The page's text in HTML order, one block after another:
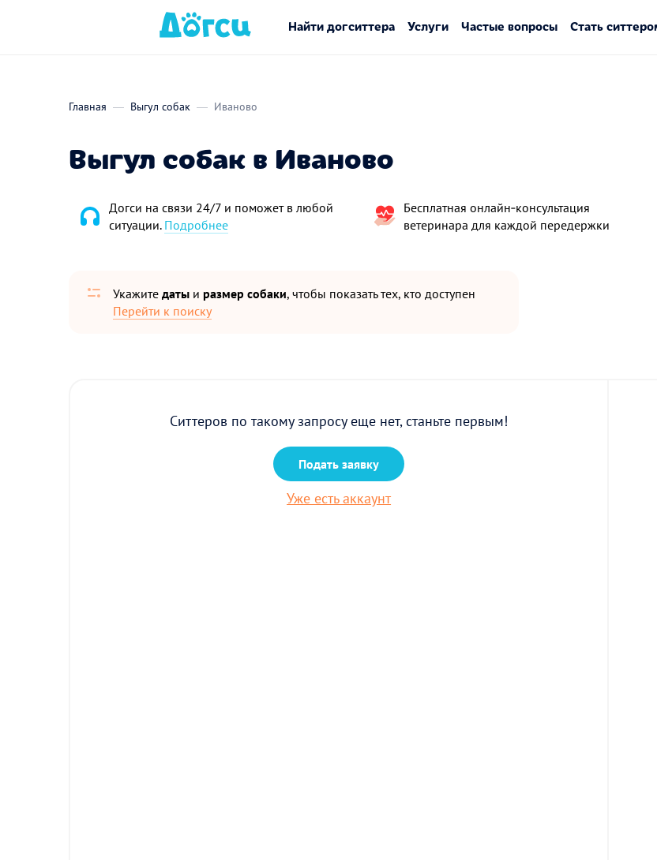
Найти догситтера Услуги Частые вопросы Стать
Главная Выгул собак Иваново
Выгул собак в Иваново
Догси на связи 24/7 и поможет в любой
ситуации. Подробнее
Бесплатная онлайн‑консультация
ветеринара для каждой передержки
Укажите даты и размер собаки, чтобы показать тех, кто доступен
Перейти к поиску
Ситтеров по такому запросу еще нет, станьте первым!
Подать заявку
Уже есть аккаунт